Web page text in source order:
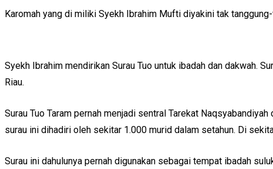
Karomah yang di miliki Syekh Ibrahim Mufti diyakini tak
Syekh Ibrahim mendirikan Surau Tuo untuk ibadah dan dakwah.
Riau.
Surau Tuo Taram pernah menjadi sentral Tarekat
surau ini dihadiri oleh sekitar 1.000 murid dalam setahun. Di
Surau ini dahulunya pernah digunakan sebagai tempat ibadah